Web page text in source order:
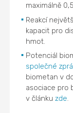
maximálně
Reakcí
kapacit pro
hmot.
Potenciál
společné
biometan v
asociace pro
v článkuzde.